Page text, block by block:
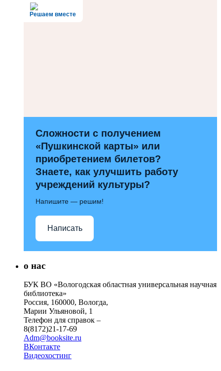
Решаем вместе
Сложности с получением
«Пушкинской карты» или
приобретением билетов?
Знаете, как улучшить работу
учреждений культуры?
Напишите — решим!
Написать
о нас
БУК ВО «Вологодская областная универсальная научная
библиотека»
Россия, 160000, Вологда,
Марии Ульяновой, 1
Телефон для справок –
8(8172)21-17-69
Adm@booksite.ru
ВКонтакте
Видеохостинг